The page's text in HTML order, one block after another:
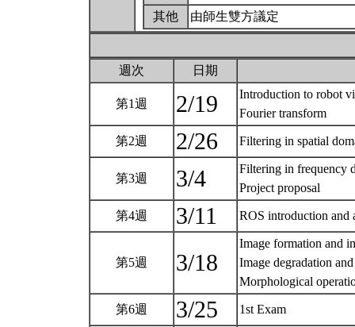
其他 由師生雙方議定
週次 日期
第1週 2/19
Introduction to robot
Fourier transform
第2週 2/26 Filtering in spatial
第3週 3/4
Filtering in frequency
Project proposal
第4週 3/11 ROS introduction and
第5週 3/18
Image formation and
Image degradation
Morphological
第6週 3/25 1st Exam